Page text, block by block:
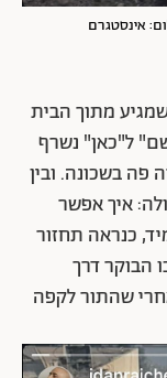
אינסטגרם
מתוך הבית
ל"כאן" נשרף
פה בשכונה. ובין
איך אפשר
כנראה תחזור
הבוקר דרך
שהתור לקפה